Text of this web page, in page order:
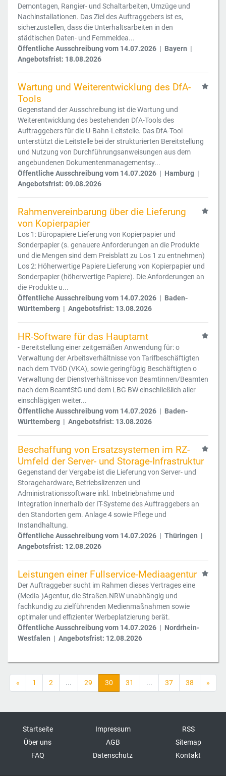
Demontagen, Rangier- und Schaltarbeiten, Umzüge und
Nachinstallationen. Das Ziel des Auftraggebers ist es,
sicherzustellen, dass die Unterhaltsarbeiten in den
städtischen Daten- und Fernmeldea...
Öffentliche Ausschreibung vom 14.07.2026 | Bayern |
Angebotsfrist: 18.08.2026
Wartung und Weiterentwicklung des DfA-
Tools
Gegenstand der Ausschreibung ist die Wartung und
Weiterentwicklung des bestehenden DfA-Tools des
Auftraggebers für die U-Bahn-Leitstelle. Das DfA-Tool
unterstützt die Leitstelle bei der strukturierten Bereitstellung
und Nutzung von Durchführungsanweisungen aus dem
angebundenen Dokumentenmanagementsy...
Öffentliche Ausschreibung vom 14.07.2026 | Hamburg |
Angebotsfrist: 09.08.2026
Rahmenvereinbarung über die Lieferung
von Kopierpapier
Los 1: Büropapiere Lieferung von Kopierpapier und
Sonderpapier (s. genauere Anforderungen an die Produkte
und die Mengen sind dem Preisblatt zu Los 1 zu entnehmen)
Los 2: Höherwertige Papiere Lieferung von Kopierpapier und
Sonderpapier (höherwertige Papiere). Die Anforderungen an
die Produkte u...
Öffentliche Ausschreibung vom 14.07.2026 | Baden-
Württemberg | Angebotsfrist: 13.08.2026
HR-Software für das Hauptamt
- Bereitstellung einer zeitgemäßen Anwendung für: o
Verwaltung der Arbeitsverhältnisse von Tarifbeschäftigten
nach dem TVöD (VKA), sowie geringfügig Beschäftigten o
Verwaltung der Dienstverhältnisse von Beamtinnen/Beamten
nach dem BeamtStG und dem LBG BW einschließlich aller
einschlägigen weiter...
Öffentliche Ausschreibung vom 14.07.2026 | Baden-
Württemberg | Angebotsfrist: 13.08.2026
Beschaffung von Ersatzsystemen im RZ-
Umfeld der Server- und Storage-Infrastruktur
Gegenstand der Vergabe ist die Lieferung von Server- und
Storagehardware, Betriebslizenzen und
Administrationssoftware inkl. Inbetriebnahme und
Integration innerhalb der IT-Systeme des Auftraggebers an
den Standorten gem. Anlage 4 sowie Pflege und
Instandhaltung.
Öffentliche Ausschreibung vom 14.07.2026 | Thüringen |
Angebotsfrist: 12.08.2026
Leistungen einer Fullservice-Mediaagentur
Der Auftraggeber sucht im Rahmen dieses Vertrages eine
(Media-)Agentur, die Straßen.NRW unabhängig und
fachkundig zu zielführenden Medienmaßnahmen sowie
optimaler und effizienter Werbeplatzierung berät.
Öffentliche Ausschreibung vom 14.07.2026 | Nordrhein-
Westfalen | Angebotsfrist: 12.08.2026
« 1 2 ... 29 30 31 ... 37 38 »
Startseite
Über uns
FAQ
Impressum
AGB
Datenschutz
RSS
Sitemap
Kontakt